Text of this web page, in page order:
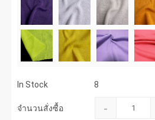
In Stock 8
จำนวนสั่งซื้อ -